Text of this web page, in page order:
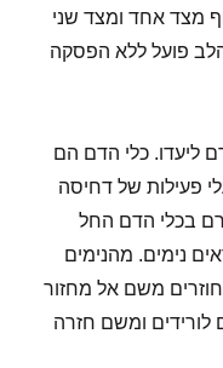
מצד אחד ומצד שני
פועל ללא הפסקה
ליעדו. כלי הדם הם
פעילות של דחיסה
בכלי הדם החל
נימים. מהנימים
משם אל מחזור
לורידים ומשם חזרה